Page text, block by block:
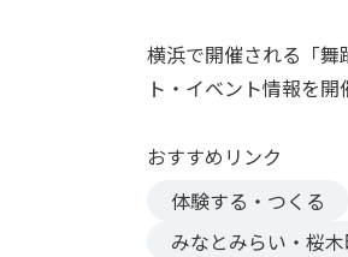
横浜で開催される「舞
ト・イベント情報を開
おすすめリンク
体験する・つくる
みなとみらい・桜